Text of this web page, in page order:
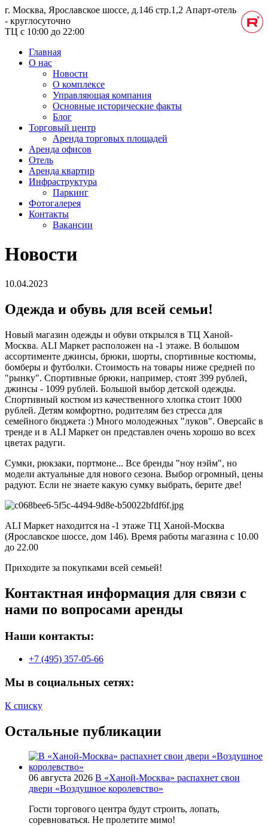
г. Москва, Ярославское шоссе, д.146 стр.1,2 Апарт-отель
- круглосуточно
ТЦ с 10:00 до 22:00
Главная
О нас
Новости
О комплексе
Управляющая компания
Основные исторические факты
Блог
Торговый центр
Аренда торговых площадей
Аренда офисов
Отель
Аренда квартир
Инфраструктура
Паркинг
Фотогалерея
Контакты
Вакансии
Новости
10.04.2023
Одежда и обувь для всей семьи!
Новый магазин одежды и обуви открылся в ТЦ Ханой-
Москва. ALI Маркет расположен на -1 этаже. В большом
ассортименте джинсы, брюки, шорты, спортивные костюмы,
бомберы и футболки. Стоимость на товары ниже средней по
"рынку". Спортивные брюки, например, стоят 399 рублей,
джинсы - 1099 рублей. Большой выбор детской одежды.
Спортивный костюм из качественного хлопка стоит 1000
рублей. Детям комфортно, родителям без стресса для
семейного бюджета :) Много молодежных "луков". Оверсайс в
тренде и в ALI Маркет он представлен очень хорошо во всех
цветах радуги.
Сумки, рюкзаки, портмоне... Все бренды "ноу нэйм", но
модели актуальные для нового сезона. Выбор огромный, цены
радуют. Если не знаете какую сумку выбрать, берите две!
ALI Маркет находится на -1 этаже ТЦ Ханой-Москва
(Ярославское шоссе, дом 146). Время работы магазина с 10.00
до 22.00
Приходите за покупками всей семьей!
Контактная информация для связи с
нами по вопросами аренды
Наши контакты:
+7 (495) 357-05-66
Мы в социальных сетях:
К списку
Остальные публикации
06 августа 2026 В «Ханой-Москва» распахнет свои
двери «Воздушное королевство»
Гости торгового центра будут строить, лопать,
соревноваться. Не пролетите мимо!